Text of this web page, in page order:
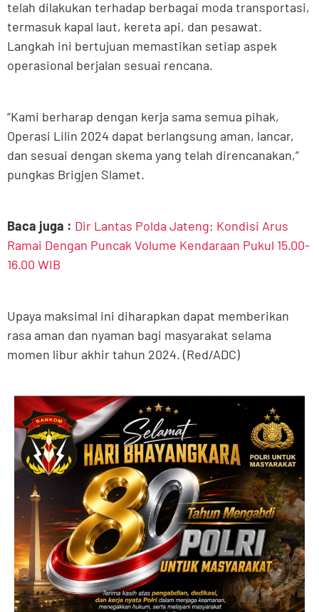
telah dilakukan terhadap berbagai moda transportasi,
termasuk kapal laut, kereta api, dan pesawat.
Langkah ini bertujuan memastikan setiap aspek
operasional berjalan sesuai rencana.
“Kami berharap dengan kerja sama semua pihak,
Operasi Lilin 2024 dapat berlangsung aman, lancar,
dan sesuai dengan skema yang telah direncanakan,”
pungkas Brigjen Slamet.
Baca juga : Dir Lantas Polda Jateng; Kondisi Arus
Ramai Dengan Puncak Volume Kendaraan Pukul 15.00-
16.00 WIB
Upaya maksimal ini diharapkan dapat memberikan
rasa aman dan nyaman bagi masyarakat selama
momen libur akhir tahun 2024. (Red/ADC)